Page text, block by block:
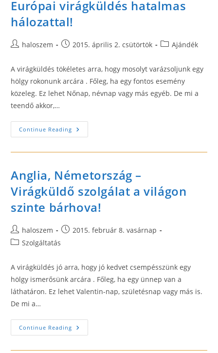
Európai virágküldés hatalmas
hálozattal!
Posthaloszem
Post2015. április 2. csütörtök
PostAjándék
A virágküldés tökéletes arra, hogy mosolyt varázsoljunk egy
hölgy rokonunk arcára . Főleg, ha egy fontos esemény
közeleg. Ez lehet Nőnap, névnap vagy más egyéb. De mi a
teendő akkor,…
Continue Reading Európai
Virágküldés
Hálozattal!
Anglia, Németország –
Virágküldő szolgálat a világon
szinte bárhova!
Post
author:
haloszem
Post2015. február 8. vasárnap
PostSzolgáltatás
A virágküldés jó arra, hogy jó kedvet csempésszünk egy
hölgy ismerősünk arcára . Főleg, ha egy ünnep van a
láthatáron. Ez lehet Valentin-nap, születésnap vagy más is.
De mi a…
Continue Reading Anglia,
Németország
Virágküldő